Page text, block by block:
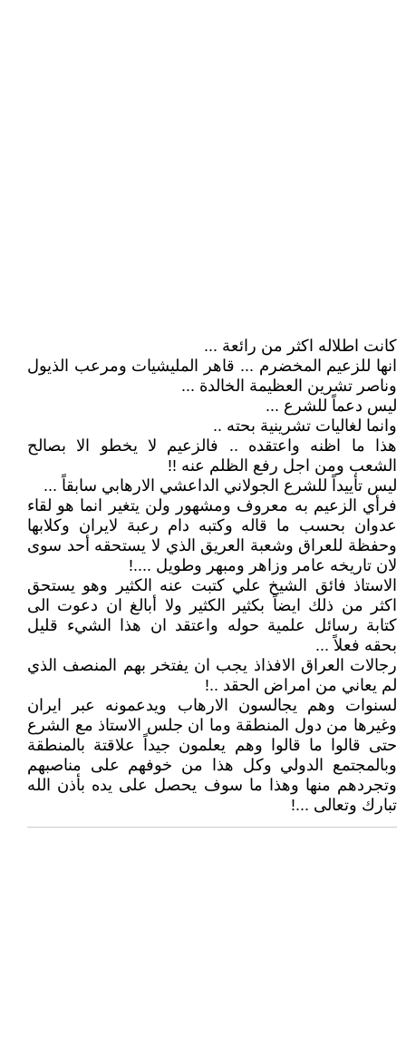
كانت اطلاله اكثر من رائعة ...
انها للزعيم المخضرم ... قاهر المليشيات ومرعب الذيول
وناصر تشرين العظيمة الخالدة ...
ليس دعماً للشرع ...
وانما لغاليات تشرينية بحته ..
هذا ما اظنه واعتقده .. فالزعيم لا يخطو الا بصالح
الشعب ومن اجل رفع الظلم عنه !!
ليس تأييداً للشرع الجولاني الداعشي الارهابي سابقاً ...
فرأي الزعيم به معروف ومشهور ولن يتغير انما هو لقاء
عدوان بحسب ما قاله وكتبه دام رعبة لايران وكلابها
وحفظة للعراق وشعبة العريق الذي لا يستحقه أحد سوى
لان تاريخه عامر وزاهر ومبهر وطويل ....!
الاستاذ فائق الشيخ علي كتبت عنه الكثير وهو يستحق
اكثر من ذلك ايضاً بكثير الكثير ولا أبالغ ان دعوت الى
كتابة رسائل علمية حوله واعتقد ان هذا الشيء قليل
بحقه فعلاً ...
رجالات العراق الافذاذ يجب ان يفتخر بهم المنصف الذي
لم يعاني من امراض الحقد ..!
لسنوات وهم يجالسون الارهاب ويدعمونه عبر ايران
وغيرها من دول المنطقة وما ان جلس الاستاذ مع الشرع
حتى قالوا ما قالوا وهم يعلمون جيداً علاقتة بالمنطقة
وبالمجتمع الدولي وكل هذا من خوفهم على مناصبهم
وتجردهم منها وهذا ما سوف يحصل على يده بأذن الله
تبارك وتعالى ...!